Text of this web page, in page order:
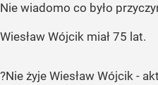
Nie wiadomo co było
Wiesław Wójcik miał 75 lat.
?Nie żyje Wiesław Wójcik -